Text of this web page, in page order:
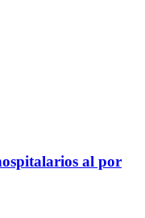
al por